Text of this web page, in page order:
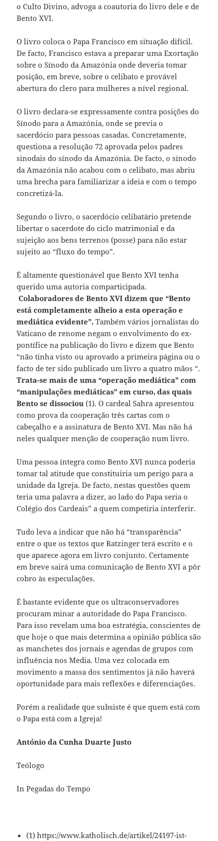
o Culto Divino, advoga a coautoria do livro dele e de
Bento XVI.
O livro coloca o Papa Francisco em situação difícil.
De facto, Francisco estava a preparar uma Exortação
sobre o Sínodo da Amazónia onde deveria tomar
posição, em breve, sobre o celibato e provável
abertura do clero para mulheres a nível regional.
O livro declara-se expressamente contra posições do
Sínodo para a Amazónia, onde se previa o
sacerdócio para pessoas casadas. Concretamente,
questiona a resolução 72 aprovada pelos padres
sinodais do sínodo da Amazónia. De facto, o sínodo
da Amazónia não acabou com o celibato, mas abriu
uma brecha para familiarizar a ideia e com o tempo
concretizá-la.
Segundo o livro, o sacerdócio celibatário pretende
libertar o sacerdote do ciclo matrimonial e da
sujeição aos bens terrenos (posse) para não estar
sujeito ao “fluxo do tempo”.
É altamente questionável que Bento XVI tenha
querido uma autoria comparticipada.
Colaboradores de Bento XVI dizem que “Bento
está completamente alheio a esta operação e
mediática evidente”. Também vários jornalistas do
Vaticano de renome negam o envolvimento do ex-
pontífice na publicação do livro e dizem que Bento
“não tinha visto ou aprovado a primeira página ou o
facto de ter sido publicado um livro a quatro mãos “.
Trata-se mais de uma “operação mediática” com
“manipulações mediáticas” em curso, das quais
Bento se dissociou(1). O cardeal Sahra apresentou
como prova da cooperação três cartas com o
cabeçalho e a assinatura de Bento XVI. Mas não há
neles qualquer menção de cooperação num livro.
Uma pessoa íntegra como Bento XVI nunca poderia
tomar tal atitude que constituiria um perigo para a
unidade da Igreja. De facto, nestas questões quem
teria uma palavra a dizer, ao lado do Papa seria o
Colégio dos Cardeais” a quem competiria interferir.
Tudo leva a indicar que não há “transparência”
entre o que os textos que Ratzinger terá escrito e o
que aparece agora em livro conjunto. Certamente
em breve sairá uma comunicação de Bento XVI a pôr
cobro às especulações.
É bastante evidente que os ultraconservadores
procuram minar a autoridade do Papa Francisco.
Para isso revelam uma boa estratégia, conscientes de
que hoje o que mais determina a opinião pública são
as manchetes dos jornais e agendas de grupos com
influência nos Media. Uma vez colocada em
movimento a massa dos sentimentos já não haverá
oportunidade para mais reflexões e diferenciações.
Porém a realidade que subsiste é que quem está com
o Papa está com a Igreja!
António da Cunha Duarte Justo
Teólogo
In Pegadas do Tempo
(1) https://www.katholisch.de/artikel/24197-ist-